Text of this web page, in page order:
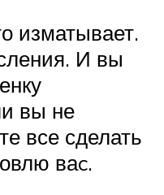
изматывает.
И вы
вы не
все сделать
ваc.